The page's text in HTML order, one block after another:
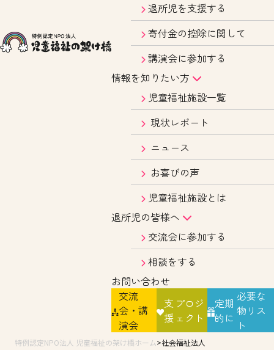
退所児を支援する
寄付金の控除に関して
講演会に参加する
情報を知りたい方
児童福祉施設一覧
現状レポート
ニュース
お喜びの声
児童福祉施設とは
退所児の皆様へ
交流会に参加する
相談をする
お問い合わせ
交流
会・講
演会
支
援
プロジ
ェクト
定期
的に
必要な
物リス
ト
特例認定NPO法人 児童福祉の架け橋ホーム 社会福祉法人